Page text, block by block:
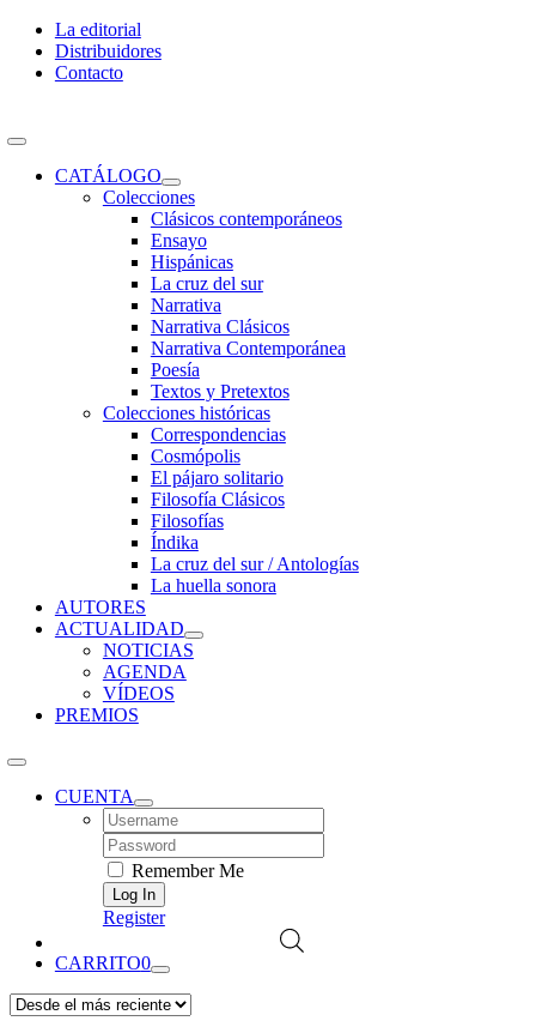
Skip
content
La editorial
Distribuidores
Contacto
Toggle
NavigationCATÁLOGO
Colecciones
Clásicos contemporáneos
Ensayo
Hispánicas
La cruz del sur
Narrativa
Narrativa Clásicos
Narrativa Contemporánea
Poesía
Textos y Pretextos
Colecciones históricas
Correspondencias
Cosmópolis
El pájaro solitario
Filosofía Clásicos
Filosofías
Índika
La cruz del sur / Antologías
La huella sonora
AUTORES
ACTUALIDAD
NOTICIAS
AGENDA
VÍDEOS
PREMIOS
CUENTA
Username:
Password:
Remember Me
Register
CARRITO0